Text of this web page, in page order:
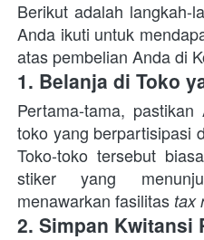
Berikut adalah langkah-
Anda ikuti untuk
atas pembelian Anda di
1. Belanja di Toko
Pertama-tama,
toko yang berpartisipasi
Toko-toko tersebut
stiker yang
menawarkan fasilitas tax
2. Simpan Kwitansi